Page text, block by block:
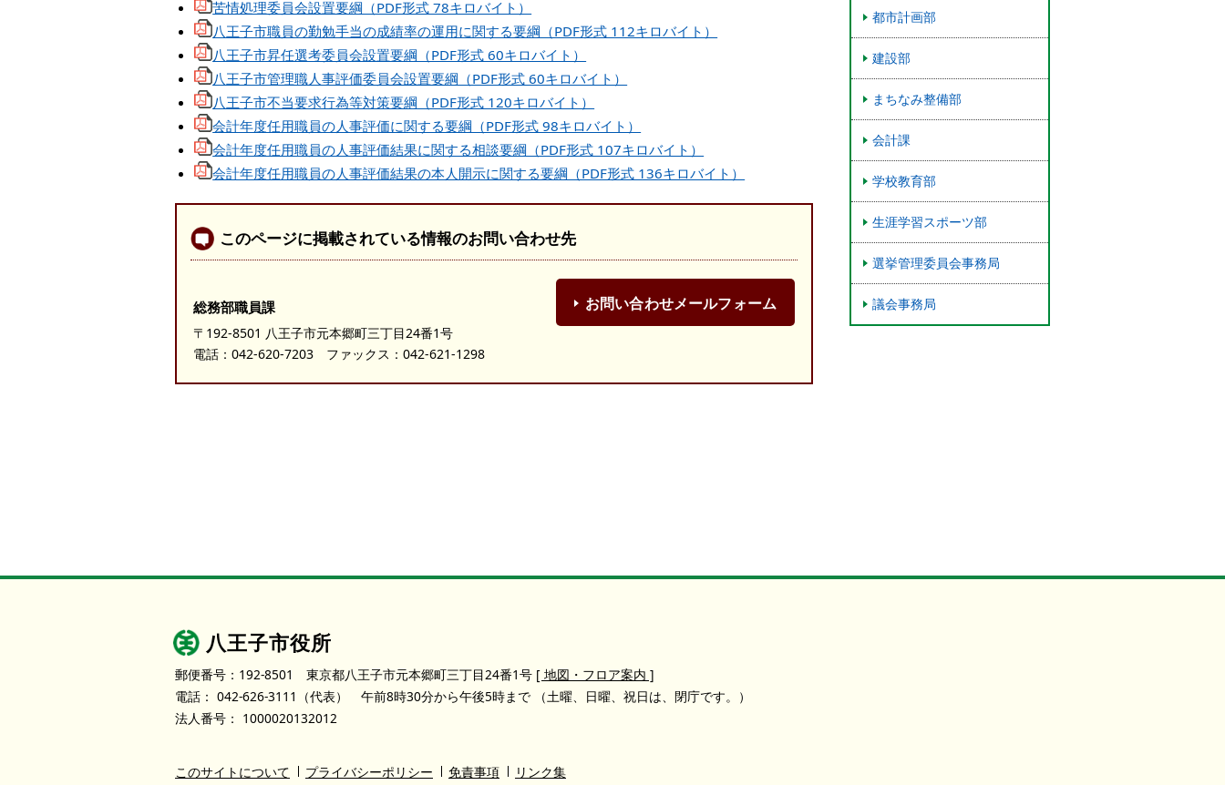
苦情処理委員会設置要綱（PDF形式 78キロバイト）
八王子市職員の勤勉手当の成績率の運用に関する要綱（PDF形式 112キロバイト）
八王子市昇任選考委員会設置要綱（PDF形式 60キロバイト）
八王子市管理職人事評価委員会設置要綱（PDF形式 60キロバイト）
八王子市不当要求行為等対策要綱（PDF形式 120キロバイト）
会計年度任用職員の人事評価に関する要綱（PDF形式 98キロバイト）
会計年度任用職員の人事評価結果に関する相談要綱（PDF形式 107キロバイト）
会計年度任用職員の人事評価結果の本人開示に関する要綱（PDF形式 136キロバイト）
このページに掲載されている情報のお問い合わせ先
総務部職員課
〒192-8501 八王子市元本郷町三丁目24番1号
電話： 042-620-7203 ファックス：042-621-1298
お問い合わせメールフォーム
都市計画部
建設部
まちなみ整備部
会計課
学校教育部
生涯学習スポーツ部
選挙管理委員会事務局
議会事務局
八王子市役所
郵便番号：192-8501 東京都八王子市元本郷町三丁目24番1号 [ 地図・フロア案内 ]
電話： 042-626-3111 （代表） 午前8時30分から午後5時まで
（土曜、日曜、祝日は、閉庁です。）
法人番号： 1000020132012
このサイトについて プライバシーポリシー 免責事項 リンク集